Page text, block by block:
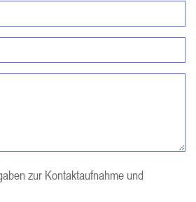
zur Kontaktaufnahme und